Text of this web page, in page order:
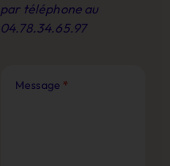
par téléphone au
04.78.34.65.97
Message *